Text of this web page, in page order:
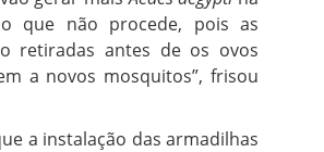
o que não procede, pois as
retiradas antes de os ovos
a novos mosquitos”, frisou
a instalação das armadilhas